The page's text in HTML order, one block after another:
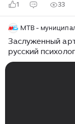
1 33
Заслуженный
русский